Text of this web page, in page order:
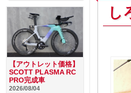
し
【アウトレット価格】
SCOTT PLASMA RC
PRO完成車
2026/08/04